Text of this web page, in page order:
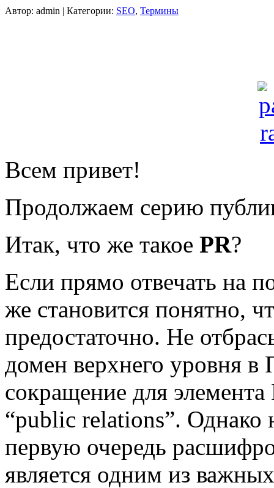
Автор: admin | Категории: SEO, Термины
Всем привет!
Продолжаем серию
Итак, что же такое PR?
Если прямо отвечать на
же становится понятно,
предостаточно. Не
домен верхнего уровня в
сокращение для
“public relations”. Однако
первую очередь
является одним из